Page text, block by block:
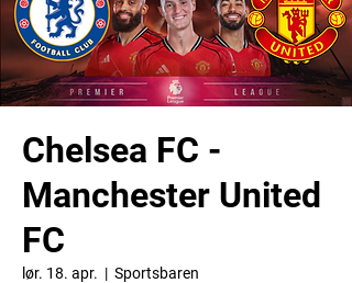
Chelsea FC -
Manchester United
FC
lør. 18. apr.
  |
Sportsbaren